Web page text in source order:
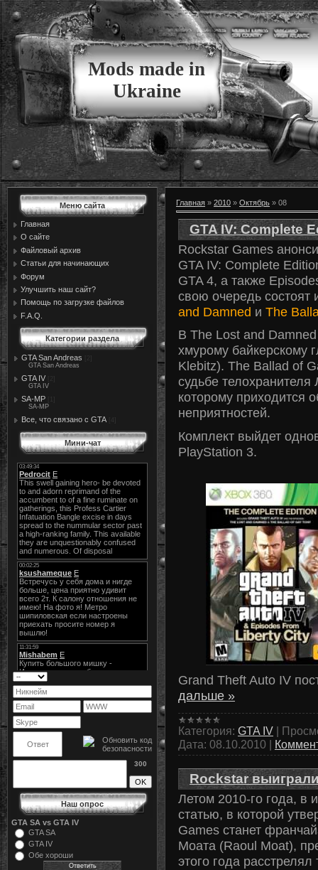
Mods made in
Ukraine
Меню сайта
Главная
О сайте
Файловый архив
Статьи для начинающих
Форум
Улучшить наш сайт?
Помощь по загрузке файлов
F.A.Q.
Категории раздела
GTA San Andreas
GTA San Andreas
GTA IV
GTA IV
SA-MP
SA-MP
Все, что связано с GTA
Мини-чат
300
Наш опрос
GTA SA vs GTA IV
GTA SA
GTA IV
Обе хороши
Главная » 2010 » Октябрь » 08
GTA IV: Complete
Rockstar Games
GTA IV: Complete
GTA 4, а также
свою очередь
and Damned и The
В The Lost and
хмурому байкерскому
Klebitz). The Ballad of
судьбе
которому приходится
неприятностей.
Комплект выйдет
PlayStation 3.
Grand Theft Auto IV
дальше »
Категория: GTA IV |
Дата: 08.10.2010 |
Rockstar
Летом 2010-го года, в
статью, в которой
Games станет
Моата (Raoul Moat),
этого года расстрелял